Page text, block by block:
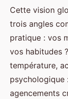
Cette vision
trois angles
pratique : vos
vos habitudes
température,
psychologique
agencements